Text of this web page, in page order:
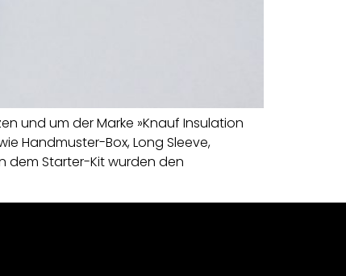
und um der Marke »Knauf Insulation
Handmuster-Box, Long Sleeve,
dem Starter-Kit wurden den